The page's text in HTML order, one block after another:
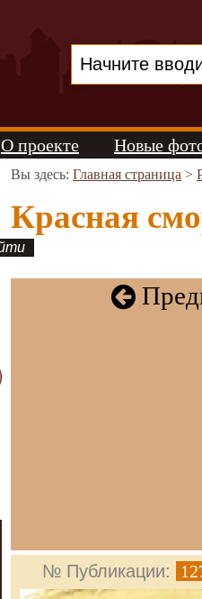
О проекте Новые
Вы здесь: Главная страница >
Красная
№ Публикации: